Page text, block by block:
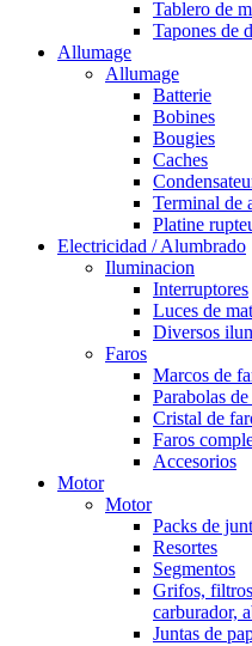
Tablero de
Tapones de
Allumage
Allumage
Batterie
Bobines
Bougies
Caches
Terminal de
Platine
Electricidad / Alumbrado
Iluminacion
Interruptores
Luces de
Diversos
Faros
Marcos de
Parabolas
Cristal de
Faros
Accesorios
Motor
Motor
Packs de
Resortes
Segmentos
Grifos,
carburador,
Juntas de